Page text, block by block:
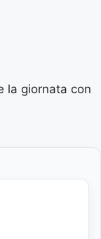
la giornata con